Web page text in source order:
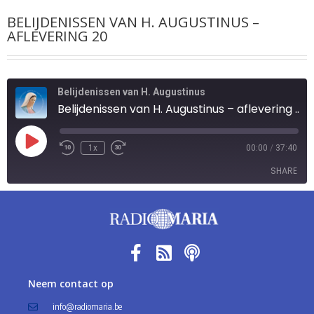
BELIJDENISSEN VAN H. AUGUSTINUS –
AFLEVERING 20
Belijdenissen van H. Augustinus
Belijdenissen van H. Augustinus – aflevering 20
1x 00:00 / 37:40
SHARE
Neem contact op
info@radiomaria.be